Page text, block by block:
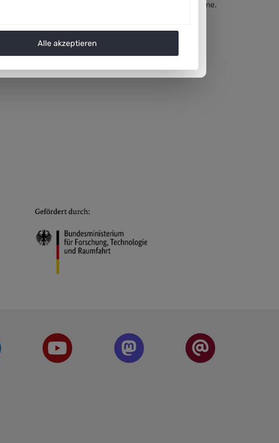
Verkehrssysteme“ der Plattform Lernende Systeme.
Alle akzeptieren